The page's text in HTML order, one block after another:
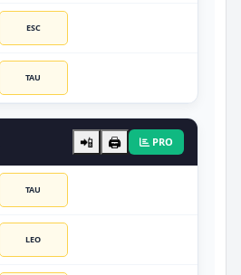
ESC
TAU
📲 🖨️ PRO
TAU
LEO